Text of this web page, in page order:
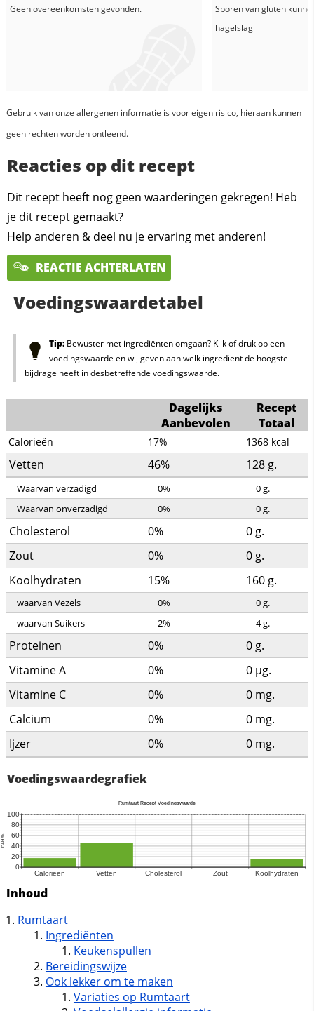
Geen overeenkomsten gevonden.
Sporen van gluten
hagelslag
Gebruik van onze allergenen informatie is voor eigen risico, hieraan kunnen
geen rechten worden ontleend.
Reacties op dit recept
Dit recept heeft nog geen waarderingen gekregen! Heb
je dit recept gemaakt?
Help anderen & deel nu je ervaring met anderen!
REACTIE ACHTERLATEN
Voedingswaardetabel
Tip:Bewuster met ingrediënten omgaan? Klik of druk op een
voedingswaarde en wij geven aan welk ingrediënt de hoogste
bijdrage heeft in desbetreffende voedingswaarde.
Dagelijks
Aanbevolen
Recept
Totaal
Calorieën 17% 1368 kcal
Vetten 46% 128 g.
Waarvan verzadigd 0% 0g.
Waarvan onverzadigd
0% 0g.
Cholesterol 0% 0 g.
Zout
0% 0 g.
Koolhydraten
15% 160 g.
waarvan Vezels 0% 0g.
waarvan Suikers
2% 4g.
Proteinen 0% 0 g.
Vitamine A
0% 0 µg.
Vitamine C
0% 0 mg.
Calcium
0% 0 mg.
Ijzer
0% 0 mg.
Voedingswaardegrafiek
Inhoud
Rumtaart
Ingrediënten
Keukenspullen
Bereidingswijze
Ook lekker om te maken
Variaties op Rumtaart